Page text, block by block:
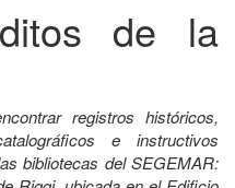
de la
registros históricos,
e instructivos
bibliotecas del SEGEMAR: